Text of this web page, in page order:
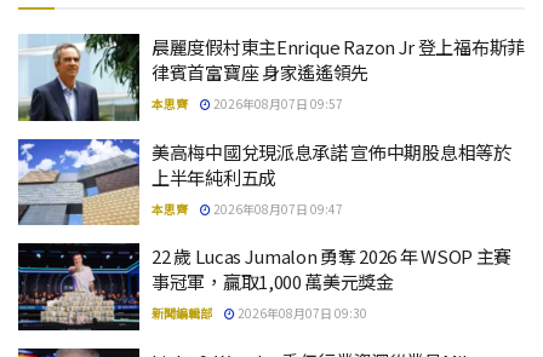
晨麗度假村東主Enrique Razon Jr 登上福布斯菲
律賓首富寶座 身家遙遙領先
本思齊 2026年08月07日 09:57
美高梅中國兌現派息承諾 宣佈中期股息相等於
上半年純利五成
本思齊 2026年08月07日 09:47
22 歲 Lucas Jumalon 勇奪 2026 年 WSOP 主賽
事冠軍，贏取1,000 萬美元獎金
新聞編輯部 2026年08月07日 09:30